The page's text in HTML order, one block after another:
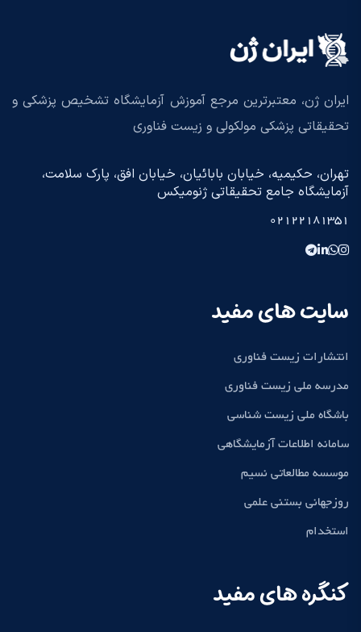
ایران ژن، معتبرترین مرجع آموزش آزمایشگاه تشخیص پزشکی و
تحقیقاتی پزشکی مولکولی و زیست فناوری
تهران، حکیمیه، خیابان بابائیان، خیابان افق، پارک سلامت،
آزمایشگاه جامع تحقیقاتی ژنومیکس
02122181351
سایت های مفید
انتشارات زیست فناوری
مدرسه ملی زیست فناوری
باشگاه ملی زیست شناسی
سامانه اطلاعات آزمایشگاهی
موسسه مطالعاتی نسیم
روزجهانی بستنی علمی
استخدام
کنگره های مفید